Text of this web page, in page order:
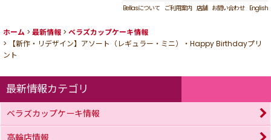
Bellasについて ご利用案内 店舗 お問い合わせ English
ホーム > 最新情報 > ベラズカップケーキ情報
>
【新作・リデザイン】アソート（レギュラー・ミニ）・Happy Birthdayプリ
ント
最新情報カテゴリ
ベラズカップケーキ情報
高輪店情報